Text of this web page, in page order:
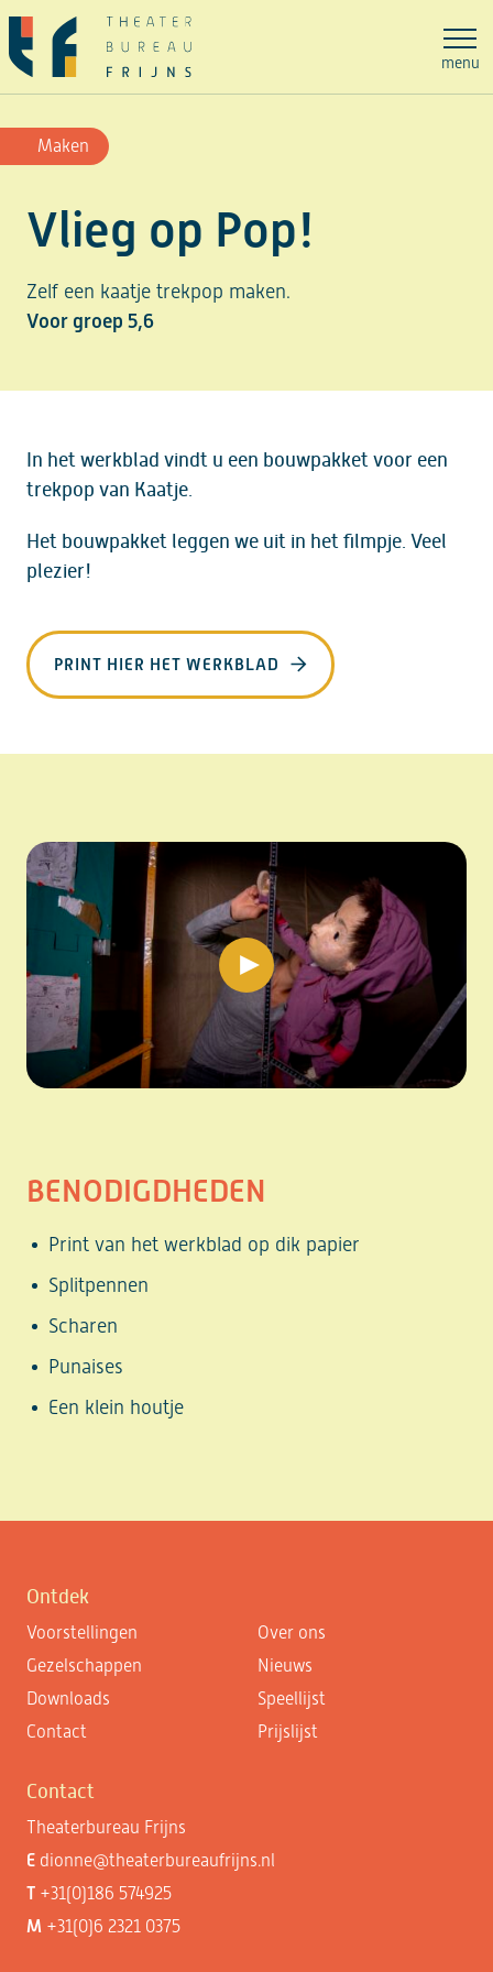
Ga
naar
de
inhoud
menu
Vlieg op Pop!
Zelf een kaatje trekpop maken.
Voor groep 5,6
Maken
In het werkblad vindt u een bouwpakket voor een
trekpop van Kaatje.
Het bouwpakket leggen we uit in het filmpje. Veel
plezier!
PRINT HIER HET WERKBLAD
play video
BENODIGDHEDEN
Print van het werkblad op dik papier
Splitpennen
Scharen
Punaises
Een klein houtje
Ontdek
Voorstellingen
Over ons
Gezelschappen
Nieuws
Downloads
Speellijst
Contact
Prijslijst
Contact
Theaterbureau Frijns
E dionne@theaterbureaufrijns.nl
T +31(0)186 574925
M +31(0)6 2321 0375